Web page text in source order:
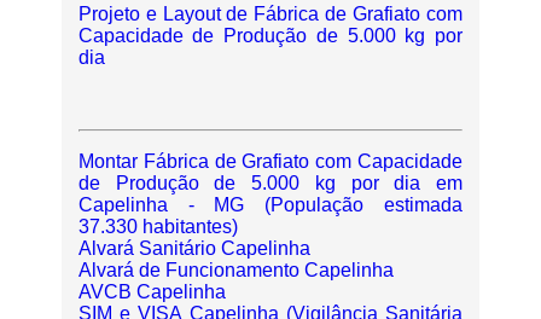
Projeto e Layout de Fábrica de Grafiato com
Capacidade de Produção de 5.000 kg por
dia
Montar Fábrica de Grafiato com Capacidade
de Produção de 5.000 kg por dia em
Capelinha - MG (População estimada
37.330 habitantes)
Alvará Sanitário Capelinha
Alvará de Funcionamento Capelinha
AVCB Capelinha
SIM e VISA Capelinha (Vigilância Sanitária